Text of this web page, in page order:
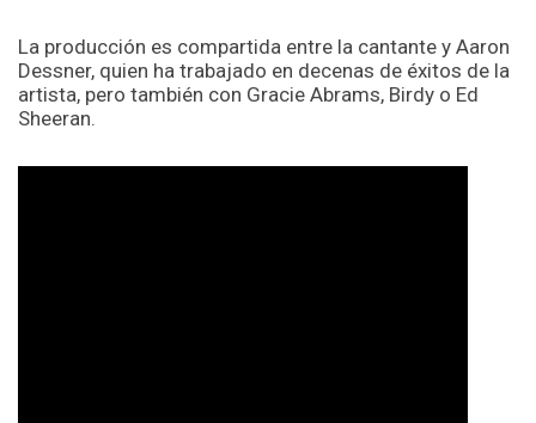
La producción es compartida entre la cantante y Aaron
Dessner, quien ha trabajado en decenas de éxitos de la
artista, pero también con Gracie Abrams, Birdy o Ed
Sheeran.